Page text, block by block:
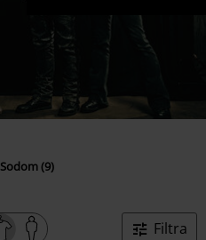
Sodom (9)
Filtra